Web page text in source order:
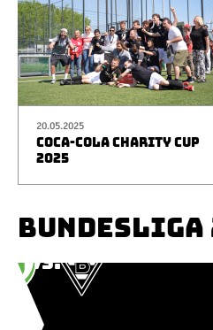
20.05.2025
COCA-COLA CHARITY CUP
2025